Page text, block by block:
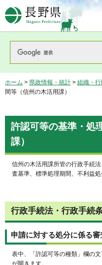
長野県
ホーム > 県政情報・統計 > 組織・
間等（信州の木活用課）
許認可等の基準・処
課）
信州の木活用課所管の行政手続
査基準、標準処理期間、不利益
行政手続法・行政手続
申請に対する処分に係る
表中、「許認可等の種類」欄の